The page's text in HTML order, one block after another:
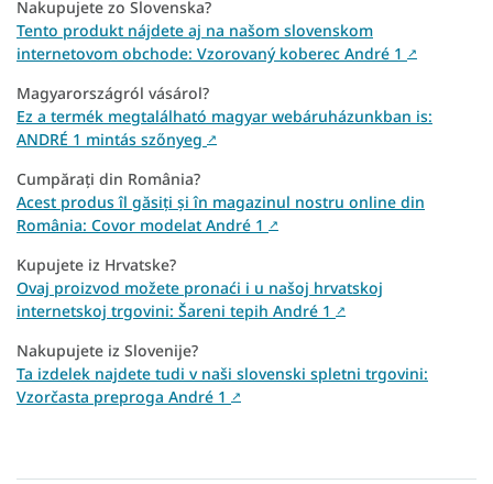
Nakupujete zo Slovenska?
Tento produkt nájdete aj na našom slovenskom
internetovom obchode: Vzorovaný koberec André 1 ↗
Magyarországról vásárol?
Ez a termék megtalálható magyar webáruházunkban is:
ANDRÉ 1 mintás szőnyeg ↗
Cumpărați din România?
Acest produs îl găsiți și în magazinul nostru online din
România: Covor modelat André 1 ↗
Kupujete iz Hrvatske?
Ovaj proizvod možete pronaći i u našoj hrvatskoj
internetskoj trgovini: Šareni tepih André 1 ↗
Nakupujete iz Slovenije?
Ta izdelek najdete tudi v naši slovenski spletni trgovini:
Vzorčasta preproga André 1 ↗